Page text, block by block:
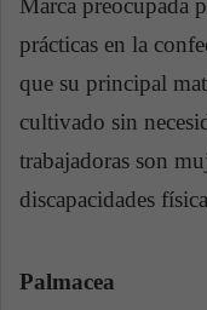
Marca preocupada
prácticas en la
que su principal
cultivado sin
trabajadoras son
discapacidades
Palmacea